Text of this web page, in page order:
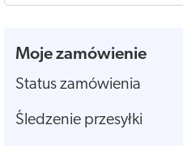
Moje zamówienie
Status zamówienia
Śledzenie przesyłki